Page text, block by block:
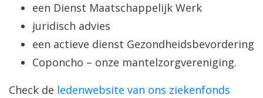
een Dienst Maatschappelijk Werk
juridisch advies
een actieve dienst Gezondheidsbevordering
Coponcho – onze mantelzorgvereniging.
Check de ledenwebsite van ons ziekenfonds